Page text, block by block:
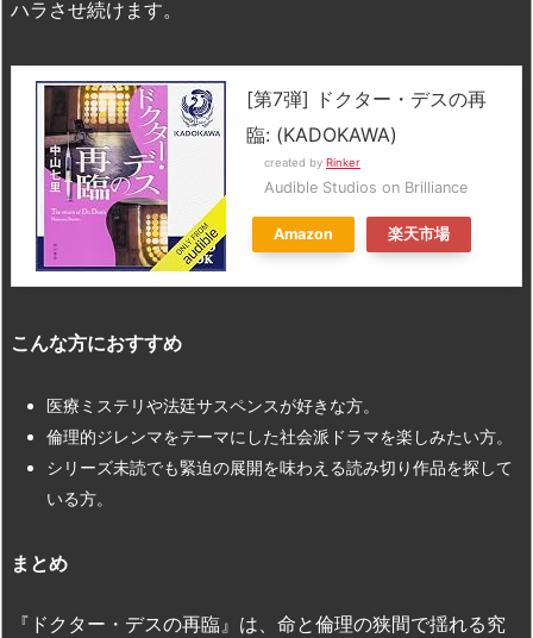
ハラさせ続けます​。
[第7弾] ドクター・デスの再
臨: (KADOKAWA)
created by Rinker
Audible Studios on Brilliance
Amazon 楽天市場
こんな方におすすめ
医療ミステリや法廷サスペンスが好きな方​。
倫理的ジレンマをテーマにした社会派ドラマを楽しみたい方​。
シリーズ未読でも緊迫の展開を味わえる読み切り作品を探して
いる方​。
まとめ
『ドクター・デスの再臨』は、命と倫理の狭間で揺れる究